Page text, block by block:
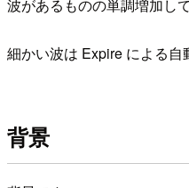
波があるものの単調増加し
細かい波は Expire による自
背景